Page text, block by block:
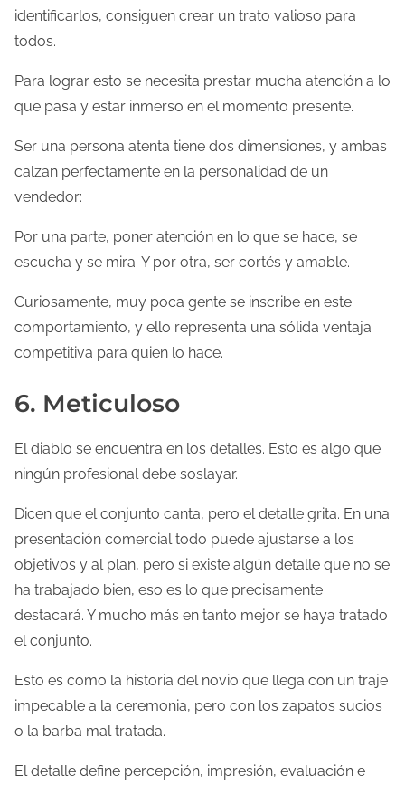
identificarlos, consiguen crear un trato valioso para
todos.
Para lograr esto se necesita prestar mucha atención a lo
que pasa y estar inmerso en el momento presente.
Ser una persona atenta tiene dos dimensiones, y ambas
calzan perfectamente en la personalidad de un
vendedor:
Por una parte, poner atención en lo que se hace, se
escucha y se mira. Y por otra, ser cortés y amable.
Curiosamente, muy poca gente se inscribe en este
comportamiento, y ello representa una sólida ventaja
competitiva para quien lo hace.
6. Meticuloso
El diablo se encuentra en los detalles. Esto es algo que
ningún profesional debe soslayar.
Dicen que el conjunto canta, pero el detalle grita. En una
presentación comercial todo puede ajustarse a los
objetivos y al plan, pero si existe algún detalle que no se
ha trabajado bien, eso es lo que precisamente
destacará. Y mucho más en tanto mejor se haya tratado
el conjunto.
Esto es como la historia del novio que llega con un traje
impecable a la ceremonia, pero con los zapatos sucios
o la barba mal tratada.
El detalle define percepción, impresión, evaluación e